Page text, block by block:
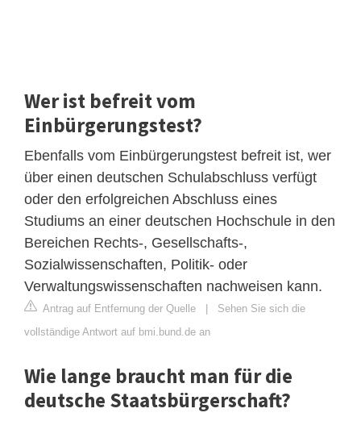
Wer ist befreit vom
Einbürgerungstest?
Ebenfalls vom Einbürgerungstest befreit ist, wer
über einen deutschen Schulabschluss verfügt
oder den erfolgreichen Abschluss eines
Studiums an einer deutschen Hochschule in den
Bereichen Rechts-, Gesellschafts-,
Sozialwissenschaften, Politik- oder
Verwaltungswissenschaften nachweisen kann.
Antrag auf Entfernung der Quelle | Sehen Sie sich die
vollständige Antwort auf bmi.bund.de an
Wie lange braucht man für die
deutsche Staatsbürgerschaft?